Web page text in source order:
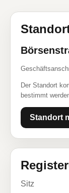
Der Standort
bestimmt
Standort
Sitz